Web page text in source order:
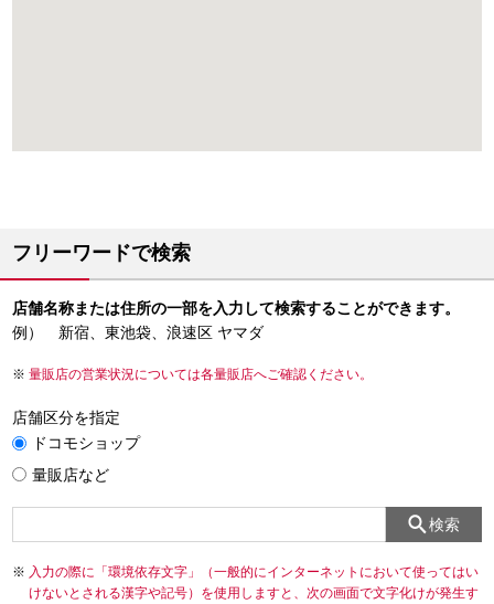
フリーワードで検索
店舗名称または住所の一部を入力して検索することができます。
例） 新宿、東池袋、浪速区 ヤマダ
量販店の営業状況については各量販店へご確認ください。
店舗区分を指定
ドコモショップ
量販店など
検索
入力の際に「環境依存文字」（一般的にインターネットにおいて使ってはい
けないとされる漢字や記号）を使用しますと、次の画面で文字化けが発生す